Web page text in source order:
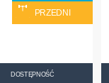
PRZEDNI
DOSTĘPNOŚĆ